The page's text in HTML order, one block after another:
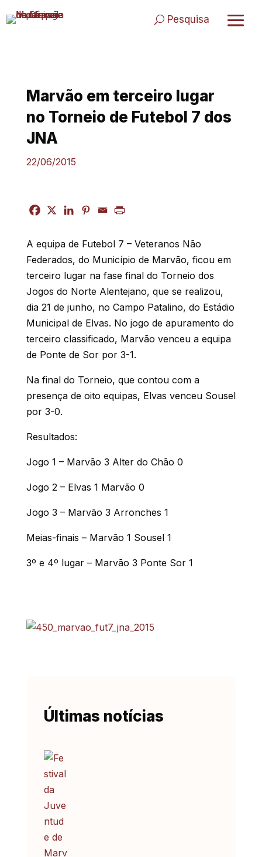
to
Pesquisa
Marvão em terceiro lugar
no Torneio de Futebol 7 dos
JNA
22/06/2015
A equipa de Futebol 7 – Veteranos Não
Federados, do Município de Marvão, ficou em
terceiro lugar na fase final do Torneio dos
Jogos do Norte Alentejano, que se realizou,
dia 21 de junho, no Campo Patalino, do Estádio
Municipal de Elvas. No jogo de apuramento do
terceiro classificado, Marvão venceu a equipa
de Ponte de Sor por 3-1.
Na final do Torneio, que contou com a
presença de oito equipas, Elvas venceu Sousel
por 3-0.
Resultados:
Jogo 1 – Marvão 3 Alter do Chão 0
Jogo 2 – Elvas 1 Marvão 0
Jogo 3 – Marvão 3 Arronches 1
Meias-finais – Marvão 1 Sousel 1
3º e 4º lugar – Marvão 3 Ponte Sor 1
Últimas notícias